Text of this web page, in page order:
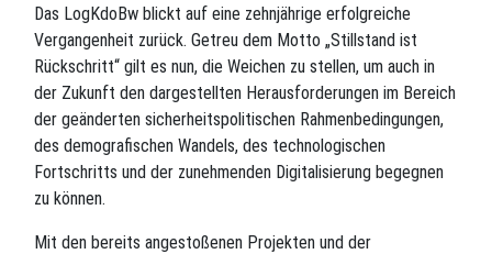
Das LogKdoBw blickt auf eine zehnjährige erfolgreiche
Vergangenheit zurück. Getreu dem Motto „Stillstand ist
Rückschritt“ gilt es nun, die Weichen zu stellen, um auch in
der Zukunft den dargestellten Herausforderungen im Bereich
der geänderten sicherheitspolitischen Rahmenbedingungen,
des demografischen Wandels, des technologischen
Fortschritts und der zunehmenden Digitalisierung begegnen
zu können.
Mit den bereits angestoßenen Projekten und der